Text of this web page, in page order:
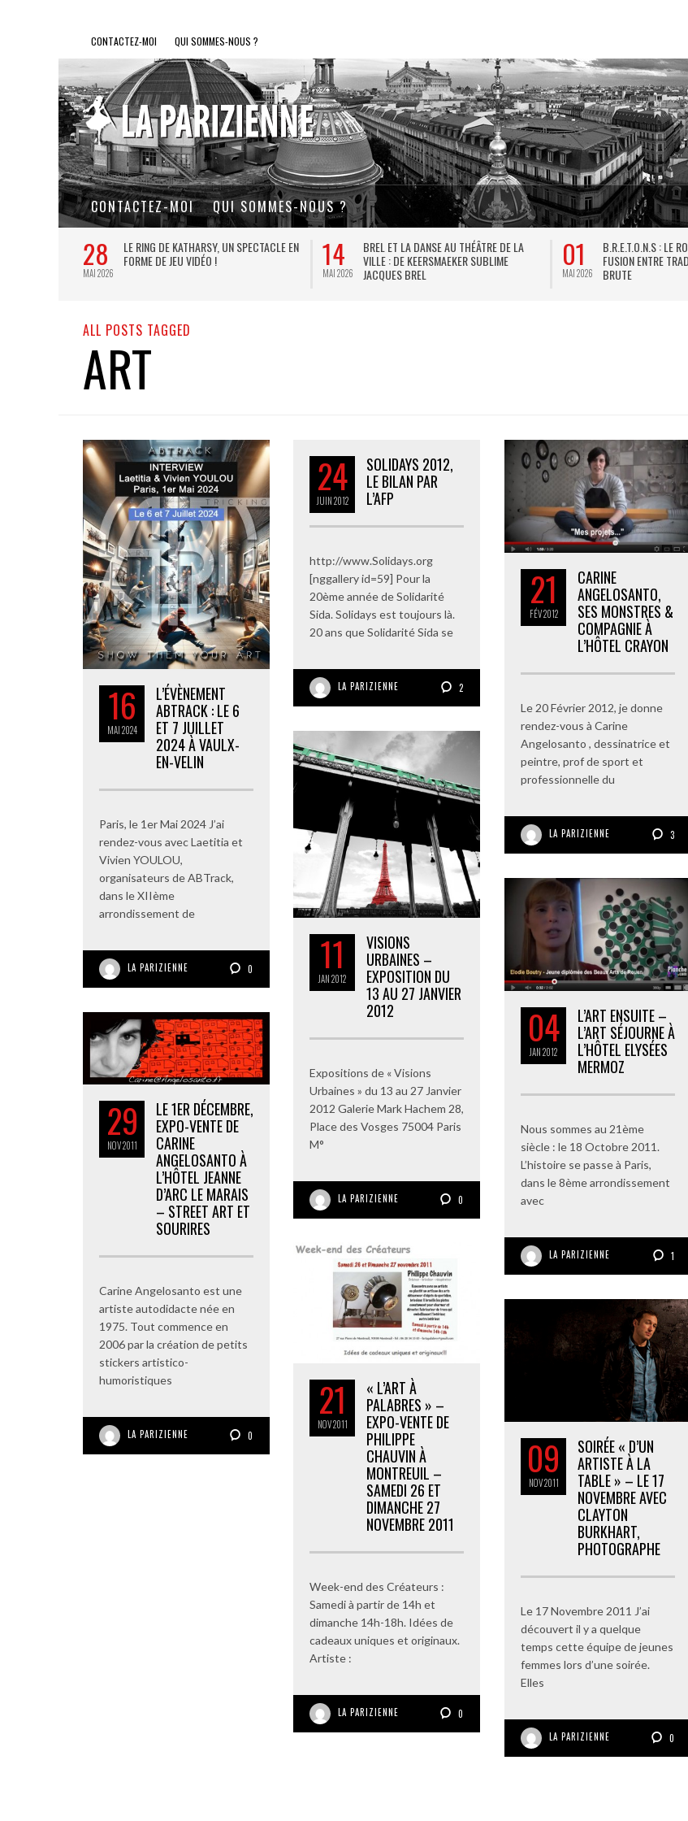
CONTACTEZ-MOI QUI SOMMES-NOUS ?
CONTACTEZ-MOI QUI SOMMES-NOUS ?
28
MAI 2026
LE RING DE KATHARSY, UN SPECTACLE EN
FORME DE JEU VIDÉO !
14
MAI 2026
BREL ET LA DANSE AU THÉÂTRE DE LA
VILLE : DE KEERSMAEKER SUBLIME
JACQUES BREL
01
MAI 2026
B.R.E.T.O.N.S : LE
FUSION ENTRE
BRUTE
ALL POSTS TAGGED
ART
16
MAI2024
L’ÉVÈNEMENT
ABTRACK : LE 6
ET 7 JUILLET
2024 À VAULX-
EN-VELIN
Paris, le 1er Mai 2024 J’ai
rendez-vous avec Laetitia et
Vivien YOULOU,
organisateurs de ABTrack,
dans le XIIème
arrondissement de
LA PARIZIENNE 0
24
JUIN2012
SOLIDAYS 2012,
LE BILAN PAR
L’AFP
http://www.Solidays.org
[nggallery id=59] Pour la
20ème année de Solidarité
Sida. Solidays est toujours là.
20 ans que Solidarité Sida se
LA PARIZIENNE 2
21
FÉV2012
CARINE
ANGELOSANTO,
SES MONSTRES &
COMPAGNIE À
L’HÔTEL CRAYON
Le 20 Février 2012, je donne
rendez-vous à Carine
Angelosanto , dessinatrice et
peintre, prof de sport et
professionnelle du
LA PARIZIENNE 3
11
JAN2012
VISIONS
URBAINES –
EXPOSITION DU
13 AU 27 JANVIER
2012
Expositions de « Visions
Urbaines » du 13 au 27 Janvier
2012 Galerie Mark Hachem 28,
Place des Vosges 75004 Paris
M°
LA PARIZIENNE 0
04
JAN2012
L’ART ENSUITE –
L’ART SÉJOURNE À
L’HÔTEL ELYSÉES
MERMOZ
Nous sommes au 21ème
siècle : le 18 Octobre 2011.
L’histoire se passe à Paris,
dans le 8ème arrondissement
avec
LA PARIZIENNE 1
29
NOV2011
LE 1ER DÉCEMBRE,
EXPO-VENTE DE
CARINE
ANGELOSANTO À
L’HÔTEL JEANNE
D’ARC LE MARAIS
– STREET ART ET
SOURIRES
Carine Angelosanto est une
artiste autodidacte née en
1975. Tout commence en
2006 par la création de petits
stickers artistico-
humoristiques
LA PARIZIENNE 0
21
NOV2011
« L’ART À
PALABRES » –
EXPO-VENTE DE
PHILIPPE
CHAUVIN À
MONTREUIL –
SAMEDI 26 ET
DIMANCHE 27
NOVEMBRE 2011
Week-end des Créateurs :
Samedi à partir de 14h et
dimanche 14h-18h. Idées de
cadeaux uniques et originaux.
Artiste :
LA PARIZIENNE 0
09
NOV2011
SOIRÉE « D’UN
ARTISTE À LA
TABLE » – LE 17
NOVEMBRE AVEC
CLAYTON
BURKHART,
PHOTOGRAPHE
Le 17 Novembre 2011 J’ai
découvert il y a quelque
temps cette équipe de jeunes
femmes lors d’une soirée.
Elles
LA PARIZIENNE 0